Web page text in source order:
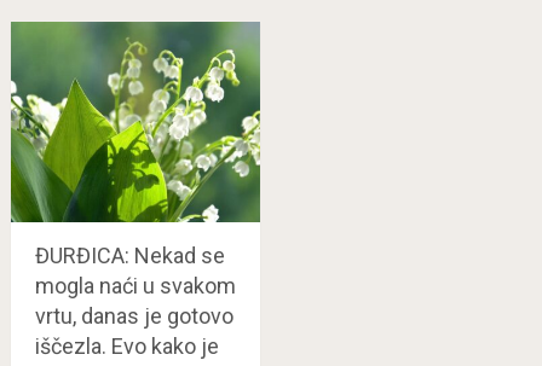
ĐURĐICA: Nekad se
mogla naći u svakom
vrtu, danas je gotovo
iščezla. Evo kako je